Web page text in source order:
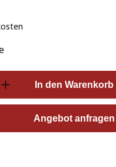
denIn den Warenkorb
Angebot anfragen